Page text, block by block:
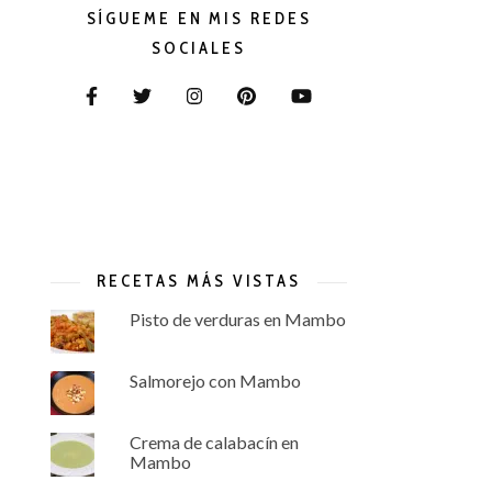
SÍGUEME EN MIS REDES
SOCIALES
RECETAS MÁS VISTAS
Pisto de verduras en Mambo
Salmorejo con Mambo
Crema de calabacín en
Mambo